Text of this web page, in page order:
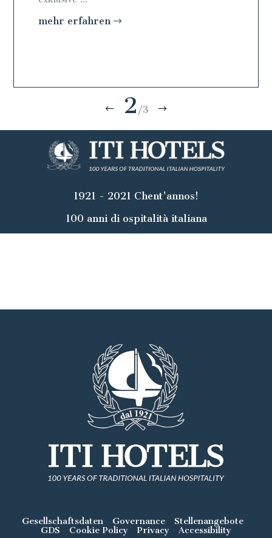
mehr erfahren
2 /3
1921 - 2021 Chent'annos!
100 anni di ospitalità italiana
Gesellschaftsdaten Governance
Stellenangebote
GDS
Cookie Policy Privacy Accessibility